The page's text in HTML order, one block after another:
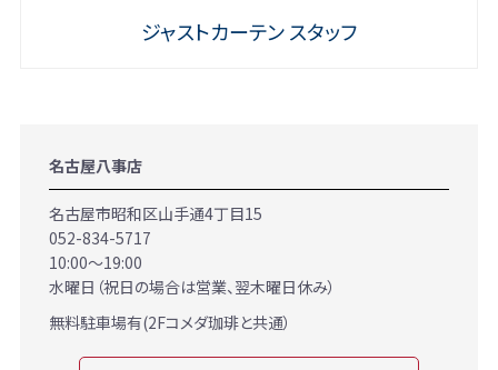
ジャストカーテン スタッフ
名古屋八事店
名古屋市昭和区山手通4丁目15
052-834-5717
10:00～19:00
水曜日（祝日の場合は営業、翌木曜日休み）
無料駐車場有(2Fコメダ珈琲と共通）